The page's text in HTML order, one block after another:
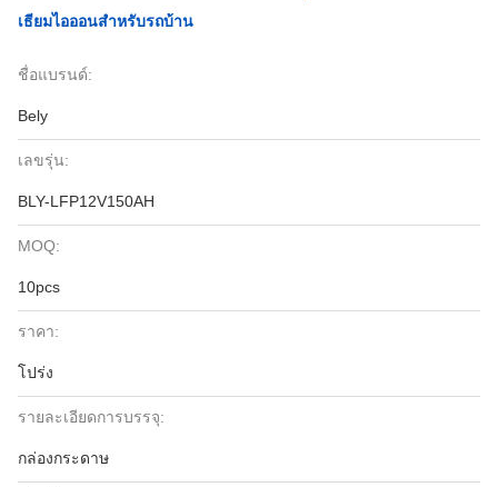
เธียมไอออนสำหรับรถบ้าน
ชื่อแบรนด์:
Bely
เลขรุ่น:
BLY-LFP12V150AH
MOQ:
10pcs
ราคา:
โปร่ง
รายละเอียดการบรรจุ:
กล่องกระดาษ